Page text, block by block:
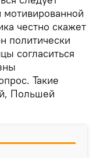
честно скажет
политически
согласиться
Такие
Польшей